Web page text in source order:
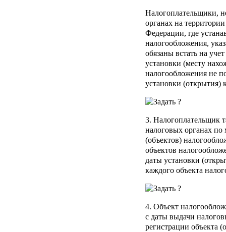
Налогоплательщики,
органах на
Федерации, где
налогообложения,
обязаны встать на
установки (месту
налогообложения не
установки (открытия)
3. Налогоплательщик
налоговых органах по
(объектов)
объектов
даты установки
каждого объекта
4. Объект
с даты выдачи
регистрации объекта